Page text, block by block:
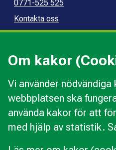
Om kakor
Vi använder
webbplatsen ska
använda kakor för att
med hjälp av statistik.
0771-525 525
Kontakta oss
Press
Kommunal budget- och
Om webbplatsen
Behandling av personuppgifter